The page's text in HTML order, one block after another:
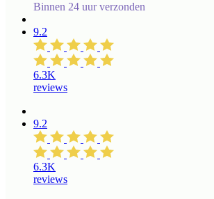
Binnen 24 uur verzonden
9.2
6.3K
reviews
9.2
6.3K
reviews